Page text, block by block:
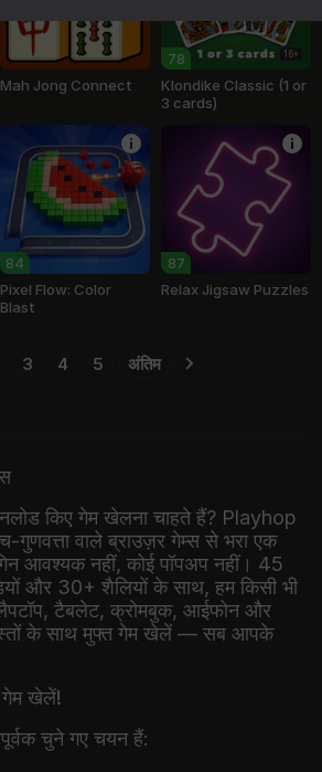
Mah Jong Connect
78 16+
Klondike Classic (1 or
3 cards)
84
Pixel Flow: Color
Blast
87
Relax Jigsaw Puzzles
3 4 5 अंतिम
किए गेम खेलना चाहते हैं? Playhop
वाले ब्राउज़र गेम्स से भरा एक
आवश्यक नहीं, कोई पॉपअप नहीं। 45
और 30+ शैलियों के साथ, हम किसी भी
टैबलेट, क्रोमबुक, आईफोन और
के साथ मुफ्त गेम खेलें — सब आपके
गेम खेलें!
चुने गए चयन हैं: